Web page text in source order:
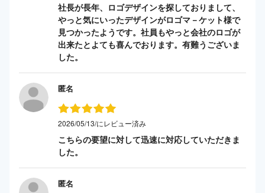
社長が長年、ロゴデザインを探しておりまして、
やっと気にいったデザインがロゴマ－ケット様で
見つかったようです。社員もやっと会社のロゴが
出来たとよても喜んでおります。有難うございま
した。
匿名
2026/05/13/にレビュー済み
こちらの要望に対して迅速に対応していただきま
した。
匿名